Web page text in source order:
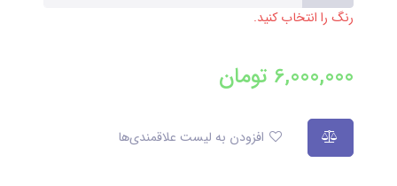
رنگ را انتخاب کنید.
6,000,000 تومان